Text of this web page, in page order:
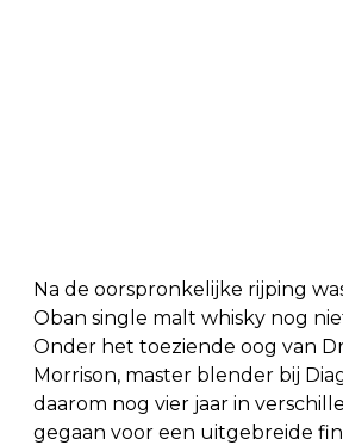
Na de oorspronkelijke rijping
Oban single malt whisky nog
Onder het toeziende oog van
Morrison, master blender bij
daarom nog vier jaar in
gegaan voor een uitgebreide